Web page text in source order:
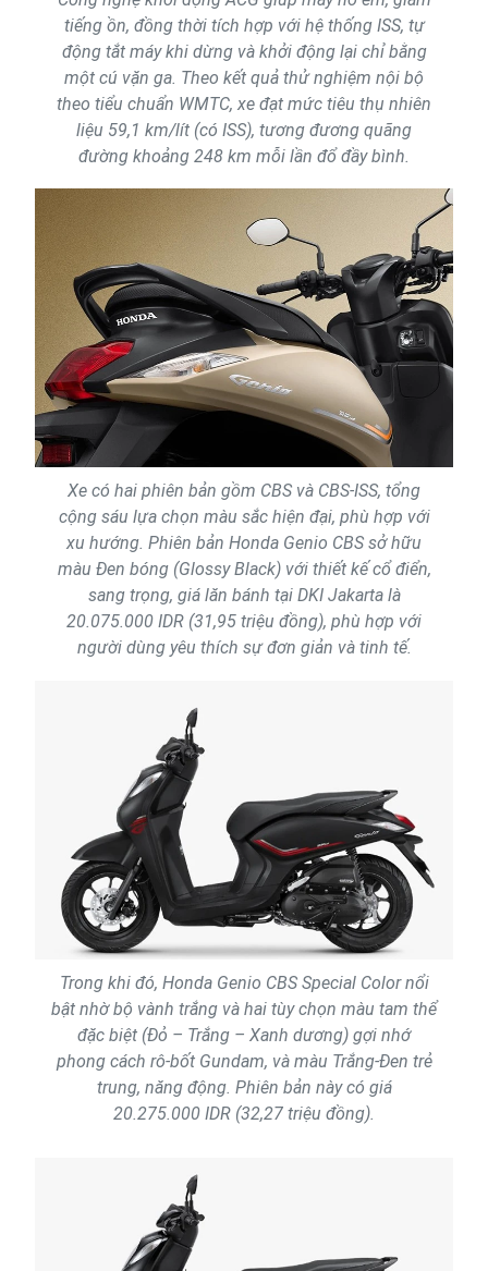
tiếng ồn, đồng thời tích hợp với hệ thống ISS, tự
động tắt máy khi dừng và khởi động lại chỉ bằng
một cú vặn ga. Theo kết quả thử nghiệm nội bộ
theo tiểu chuẩn WMTC, xe đạt mức tiêu thụ nhiên
liệu 59,1 km/lít (có ISS), tương đương quãng
đường khoảng 248 km mỗi lần đổ đầy bình.
Xe có hai phiên bản gồm CBS và CBS-ISS, tổng
cộng sáu lựa chọn màu sắc hiện đại, phù hợp với
xu hướng. Phiên bản Honda Genio CBS sở hữu
màu Đen bóng (Glossy Black) với thiết kế cổ điển,
sang trọng, giá lăn bánh tại DKI Jakarta là
20.075.000 IDR (31,95 triệu đồng), phù hợp với
người dùng yêu thích sự đơn giản và tinh tế.
Trong khi đó, Honda Genio CBS Special Color nổi
bật nhờ bộ vành trắng và hai tùy chọn màu tam thể
đặc biệt (Đỏ – Trắng – Xanh dương) gợi nhớ
phong cách rô-bốt Gundam, và màu Trắng-Đen trẻ
trung, năng động. Phiên bản này có giá
20.275.000 IDR (32,27 triệu đồng).